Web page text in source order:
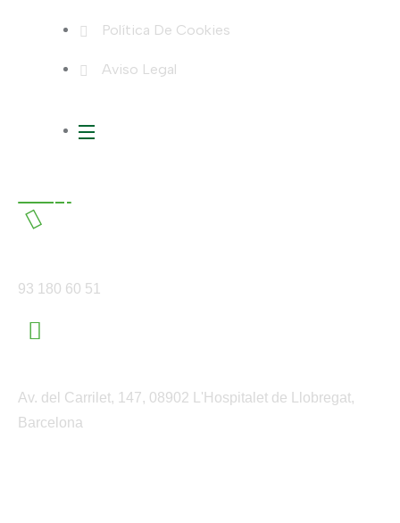
Política De Cookies
Aviso Legal
93 180 60 51
Av. del Carrilet, 147, 08902 L'Hospitalet de Llobregat,
Barcelona